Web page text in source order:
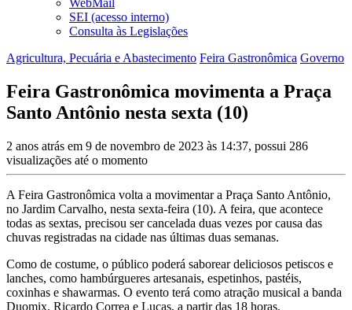
WebMail
SEI (acesso interno)
Consulta às Legislações
Agricultura, Pecuária e Abastecimento Feira Gastronômica Governo
Feira Gastronômica movimenta a Praça
Santo Antônio nesta sexta (10)
2 anos atrás em 9 de novembro de 2023 às 14:37, possui 286
visualizações até o momento
A Feira Gastronômica volta a movimentar a Praça Santo Antônio,
no Jardim Carvalho, nesta sexta-feira (10). A feira, que acontece
todas as sextas, precisou ser cancelada duas vezes por causa das
chuvas registradas na cidade nas últimas duas semanas.
Como de costume, o público poderá saborear deliciosos petiscos e
lanches, como hambúrgueres artesanais, espetinhos, pastéis,
coxinhas e shawarmas. O evento terá como atração musical a banda
Duomix, Ricardo Correa e Lucas, a partir das 18 horas.